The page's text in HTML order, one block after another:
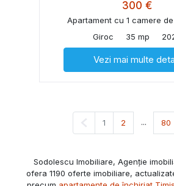
300 €
Apartament cu 1 camere
Giroc
35 mp
Vezi mai multe
Pagina anterioară
1 2 ... 80
Sodolescu Imobiliare, Agenție
ofera 1190 oferte imobiliare,